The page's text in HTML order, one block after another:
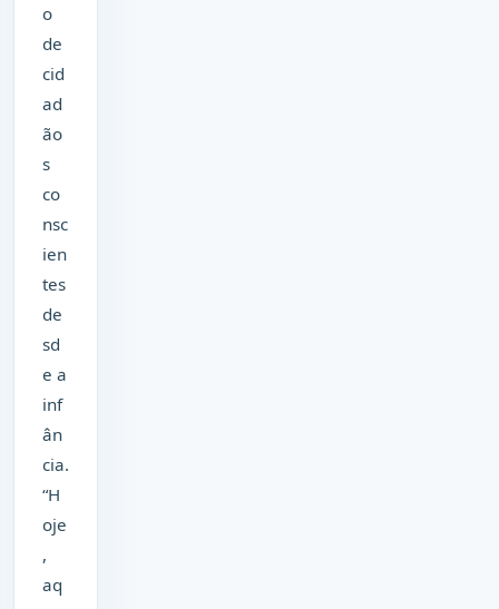
o
de
cid
ad
ão
s
co
nsc
ien
tes
de
sd
e a
inf
ân
cia.
“H
oje
,
aq